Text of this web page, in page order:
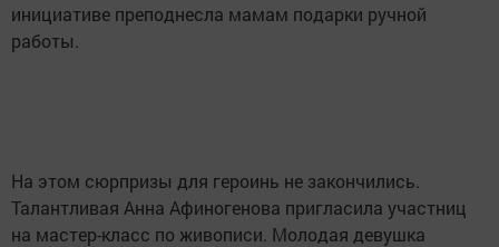
инициативе преподнесла мамам подарки ручной
работы.
На этом сюрпризы для героинь не закончились.
Талантливая Анна Афиногенова пригласила участниц
на мастер-класс по живописи. Молодая девушка